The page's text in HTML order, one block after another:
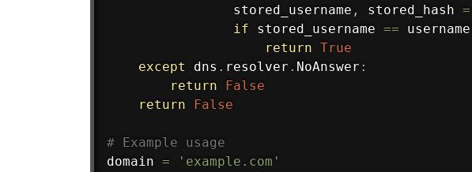
                stored_username
, stored_hash =
if stored_username == username
return True
except dns . resolver . NoAnswer :
return
False
return
False
# Example usage
domain =
'example.com'